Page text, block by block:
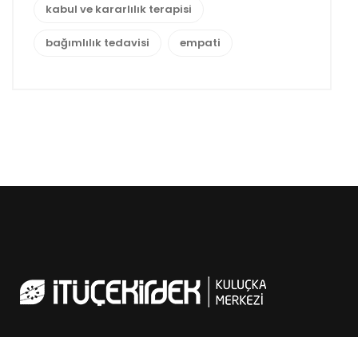
kabul ve kararlılık terapisi
bağımlılık tedavisi empati